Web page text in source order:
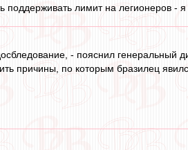
лимит на легионеров - я
- пояснил генеральный
причины, по которым бразилец